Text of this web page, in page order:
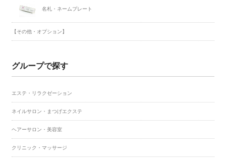
名札・ネームプレート
【その他・オプション】
グループで探す
エステ・リラクゼーション
ネイルサロン・まつげエクステ
ヘアーサロン・美容室
クリニック・マッサージ